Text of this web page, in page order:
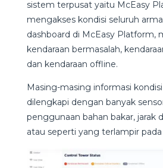
sistem terpusat yaitu McEasy
mengakses kondisi seluruh
dashboard di McEasy Platform,
kendaraan bermasalah,
dan kendaraan offline.
Masing-masing informasi
dilengkapi dengan banyak
penggunaan bahan bakar, jarak
atau seperti yang terlampir